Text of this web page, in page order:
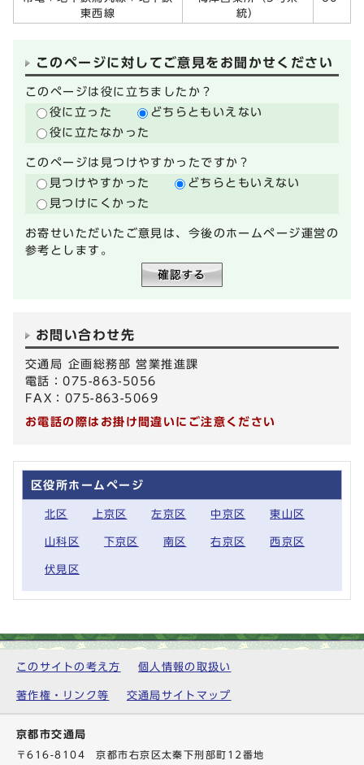
東西線
統）
このページに対してご意見をお聞かせください
このページは役に立ちましたか？
役に立った
どちらともいえない
役に立たなかった
このページは見つけやすかったですか？
見つけやすかった
どちらともいえない
見つけにくかった
お寄せいただいたご意見は、今後のホームページ運営の
参考とします。
お問い合わせ先
交通局 企画総務部 営業推進課
電話：075-863-5056
FAX：075-863-5069
お電話の際はお掛け間違いにご注意ください
区役所ホームページ
北区 上京区 左京区 中京区 東山区
山科区 下京区 南区 右京区 西京区
伏見区
このサイトの考え方 個人情報の取扱い
著作権・リンク等 交通局サイトマップ
京都市交通局
〒616-8104 京都市右京区太秦下刑部町12番地